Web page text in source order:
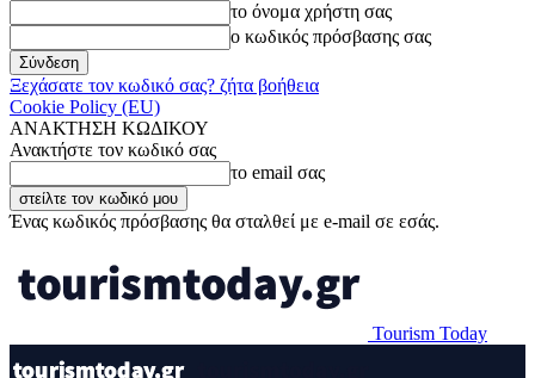
το όνομα χρήστη σας
ο κωδικός πρόσβασης σας
Ξεχάσατε τον κωδικό σας? ζήτα βοήθεια
Cookie Policy (EU)
ΑΝΑΚΤΗΣΗ ΚΩΔΙΚΟΥ
Ανακτήστε τον κωδικό σας
το email σας
Ένας κωδικός πρόσβασης θα σταλθεί με e-mail σε εσάς.
Tourism Today